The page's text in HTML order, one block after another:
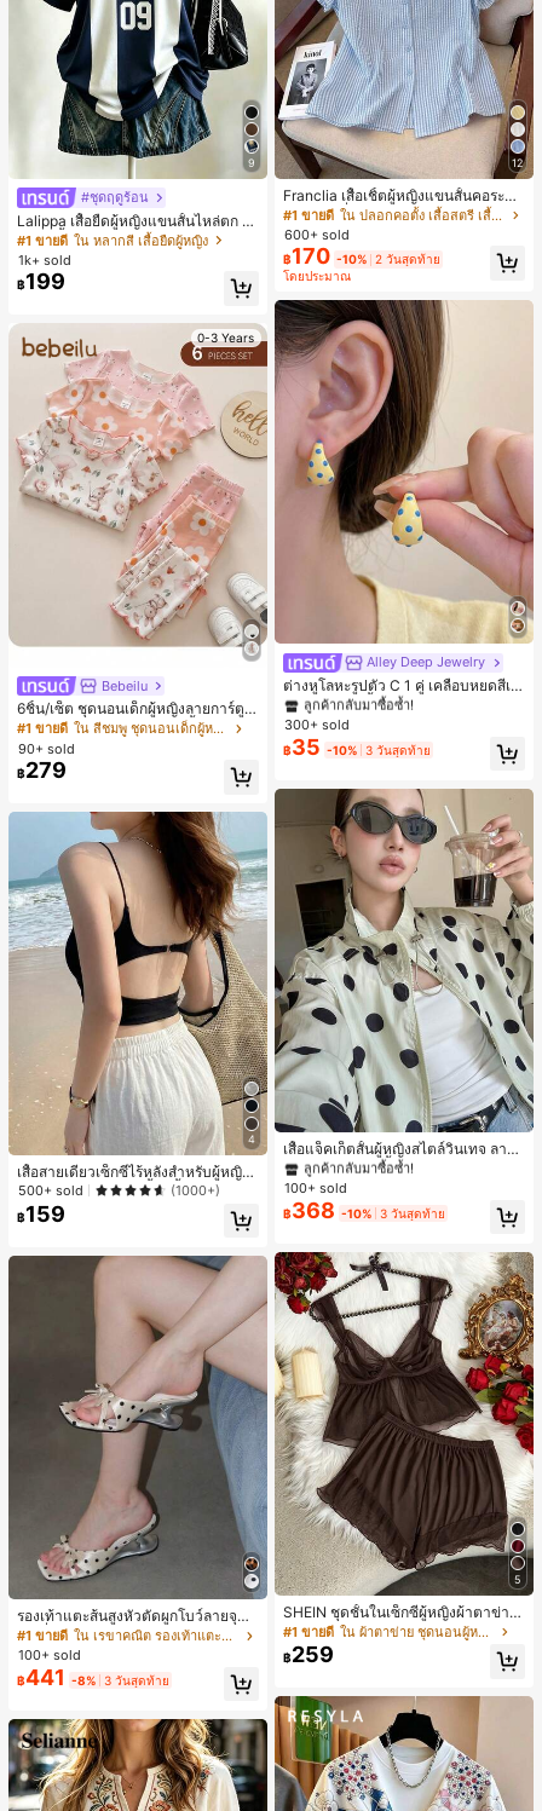
9
#ชุดฤดูร้อน
Lalippa เสื้อยืดผู้หญิงแขนสั้นไหล่ตก ค
อวีปกเสื้อ ลายพิมพ์ดิจิทัลลายทาง สไตล์
สปอร์ตแฟชั่นมินิมอล ของขวัญสำหรับเ
พื่อน
#1 ขายดี ใน หลากสี เสื้อยืดผู้หญิง
1k+ sold
฿199
0-3 Years
Bebeilu
6ชิ้น/เซ็ต ชุดนอนเด็กผู้หญิงลายการ์ตูน
หมีและดอกไม้ คอกลม แขนสั้น กางเกง
ขาสั้น ขอบระบาย สวมใส่สบาย
#1 ขายดี
ใน สีชมพู ชุดนอนเด็กผู้หญิง
90+ sold
฿279
4
เสื้อสายเดี่ยวเซ็กซี่ไร้หลังสำหรับผู้หญิง
พร้อมบราแบบมีฟองน้ำ, เสื้อกล้ามแขน
กุด, เสื้อลำลองสีดำสำหรับฤดูร้อน
500+ sold (1000+)
฿159
รองเท้าแตะส้นสูงหัวตัดผูกโบว์ลายจุดส
ายเดี่ยวส้นไม่สมมาตรสำหรับผู้หญิง, รอ
งเท้าแตะส้นสูงหนังเทียมสีขาวหรูหรา
สำหรับฤดูร้อน
#1 ขายดี
ใน เรขาคณิต รองเท้าแตะส้นสูงผู้หญิง
100+ sold
฿441 -8% 3 วันสุดท้าย
12
Franclia เสื้อเชิ้ตผู้หญิงแขนสั้นคอระบา
ยกระดุมเดี่ยวลายทาง
#1 ขายดี
ใน ปลอกคอตั้ง เสื้อสตรี เสื้อเบลาส์ & Tee
600+ sold
฿170 -10% 2 วันสุดท้าย
โดยประมาณ
Alley Deep Jewelry
ต่างหูโลหะรูปตัว C 1 คู่ เคลือบหยดสีเห
ลือง ลายจุดสีน้ำเงิน สไตล์ยุโรปและอเม
ริกัน แฟชั่นส่วนตัว หวานและสง่างาม
สำหรับผู้หญิงและเด็กหญิง สำหรับการเ
ดินทาง งานแต่งงาน ปาร์ตี้ วันเกิด ของ
ใน โบโฮ ต่างหูผู้หญิง
ลูกค้ากลับมาซื้อซ้ำ!
เกือบหมดแล้ว!
#1 ขายดี ใน โบโฮ ต่างหูผู้หญิง
ลูกค้ากลับมาซื้อซ้ำ!
เกือบหมดแล้ว!
#1 ขายดี ใน โบโฮ ต่างหูผู้หญิง
ลูกค้ากลับมาซื้อซ้ำ!
เกือบหมดแล้ว!
#1 ขายดี ใน โบโฮ ต่างหูผู้หญิง
ลูกค้ากลับมาซื้อซ้ำ!
เกือบหมดแล้ว!
300+ sold
฿35 -10% 3 วันสุดท้าย
เสื้อแจ็คเก็ตสั้นผู้หญิงสไตล์วินเทจ ลายจุ
ดขนาดใหญ่ คอตั้ง เอวเข้ารูป แขนพอง
ทรงหลวม แฟชั่นอเนกประสงค์ สำหรับใ
ส่ประจำวันและไปเที่ยวพักผ่อน
#1 ขายดี
ใน กระเป๋า เสื้อคลุมลำลอง
ลูกค้ากลับมาซื้อซ้ำ!
#1 ขายดี ใน กระเป๋า เสื้อคลุมลำลอง
ลูกค้ากลับมาซื้อซ้ำ!
#1 ขายดี ใน กระเป๋า เสื้อคลุมลำลอง
ลูกค้ากลับมาซื้อซ้ำ!
#1 ขายดี ใน กระเป๋า เสื้อคลุมลำลอง
ลูกค้ากลับมาซื้อซ้ำ!
100+ sold
฿368 -10% 3 วันสุดท้าย
5
SHEIN ชุดชั้นในเซ็กซี่ผู้หญิงผ้าตาข่าย
มีโครงคัพบาง
#1 ขายดี ใน ผ้าตาข่าย ชุดนอนผู้หญิง
฿259